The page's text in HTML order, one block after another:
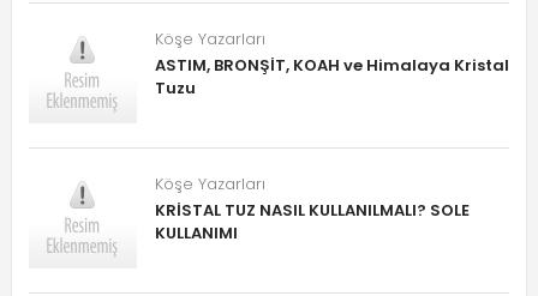
Köşe Yazarları
ASTIM, BRONŞİT, KOAH ve Himalaya Kristal
Tuzu
Köşe Yazarları
KRİSTAL TUZ NASIL KULLANILMALI? SOLE
KULLANIMI